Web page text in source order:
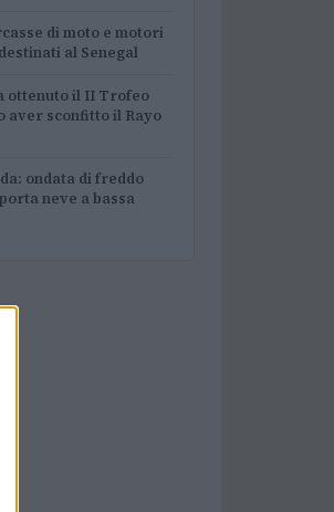
di moto e motori
al Senegal
ottenuto il II Trofeo
aver sconfitto il Rayo
ondata di freddo
neve a bassa